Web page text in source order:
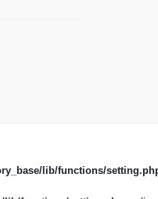
lib/functions/